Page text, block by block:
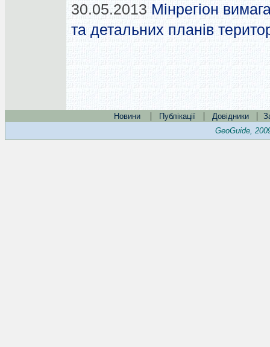
30.05.2013 Мінрегіон
та детальних планів
Новини | Публікації | Довідники |
GeoGuide,